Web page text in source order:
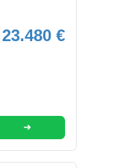
23.480 €
➜